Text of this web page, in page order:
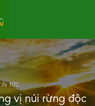
TỨC
vị núi rừng độc